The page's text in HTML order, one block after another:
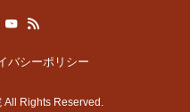
バシーポリシー
Rights Reserved.